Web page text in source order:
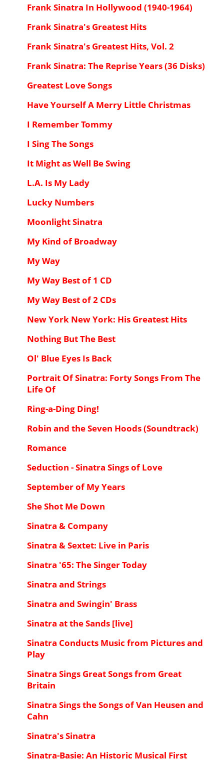
Frank Sinatra In Hollywood (1940-1964)
Frank Sinatra's Greatest Hits
Frank Sinatra's Greatest Hits, Vol. 2
Frank Sinatra: The Reprise Years (36 Disks)
Greatest Love Songs
Have Yourself A Merry Little Christmas
I Remember Tommy
I Sing The Songs
It Might as Well Be Swing
L.A. Is My Lady
Lucky Numbers
Moonlight Sinatra
My Kind of Broadway
My Way
My Way Best of 1 CD
My Way Best of 2 CDs
New York New York: His Greatest Hits
Nothing But The Best
Ol' Blue Eyes Is Back
Portrait Of Sinatra: Forty Songs From The
Life Of
Ring-a-Ding Ding!
Robin and the Seven Hoods (Soundtrack)
Romance
Seduction - Sinatra Sings of Love
September of My Years
She Shot Me Down
Sinatra & Company
Sinatra & Sextet: Live in Paris
Sinatra '65: The Singer Today
Sinatra and Strings
Sinatra and Swingin' Brass
Sinatra at the Sands [live]
Sinatra Conducts Music from Pictures and
Play
Sinatra Sings Great Songs from Great
Britain
Sinatra Sings the Songs of Van Heusen and
Cahn
Sinatra's Sinatra
Sinatra-Basie: An Historic Musical First